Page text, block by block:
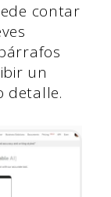
contar
un
detalle.